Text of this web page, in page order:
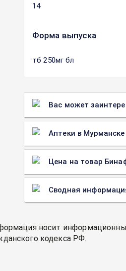
14
Форма выпуска
тб 250мг бл
Вас может
Аптеки в Мурманске
Цена на товар
Сводная
носит
кодекса РФ.